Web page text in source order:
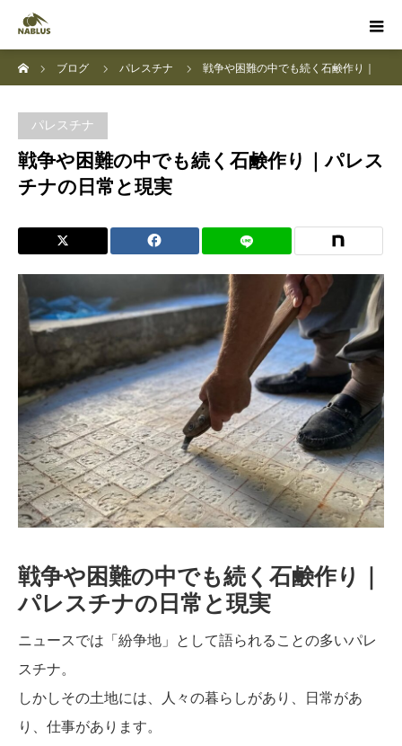
ブログ
パレスチナ 戦争や困難の中でも続く石鹸作り｜
パレスチナ
戦争や困難の中でも続く石鹸作り｜パレス
チナの日常と現実
戦争や困難の中でも続く石鹸作り｜
パレスチナの日常と現実
ニュースでは「紛争地」として語られることの多いパレ
スチナ。
しかしその土地には、人々の暮らしがあり、日常があ
り、仕事があります。